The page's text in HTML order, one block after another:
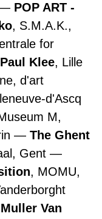
POP ART -
, S.M.A.K.,
for
Paul Klee, Lille
d'art
d'Ascq
M,
The Ghent
Gent
, MOMU,
Van